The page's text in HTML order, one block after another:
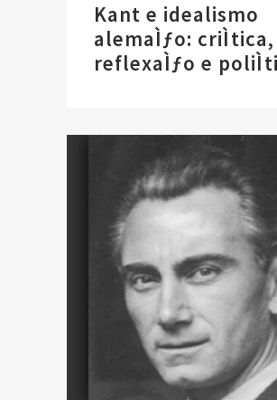
Kant e idealismo
alemaÌƒo: criÌtica,
reflexaÌƒo e